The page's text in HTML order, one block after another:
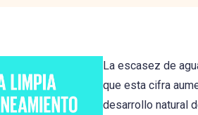
La escasez de
que esta cifra
desarrollo natural